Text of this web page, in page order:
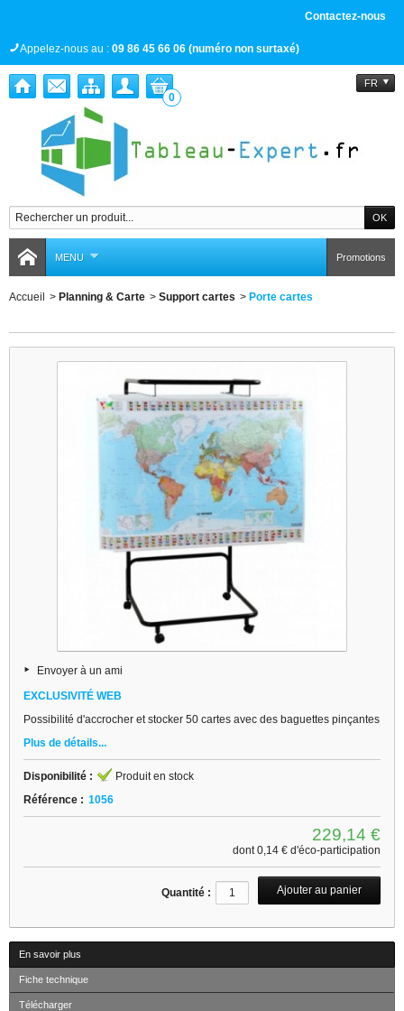
Contactez-nous
Appelez-nous au : 09 86 45 66 06 (numéro non surtaxé)
FR
0
MENU Promotions
Accueil > Planning & Carte > Support cartes > Porte cartes
Envoyer à un ami
EXCLUSIVITÉ WEB
Possibilité d'accrocher et stocker 50 cartes avec des baguettes pinçantes
Plus de détails...
Disponibilité :
Produit en stock
Référence : 1056
229,14 €
dont0,14 € d'éco-participation
Quantité :
En savoir plus
Fiche technique
Télécharger